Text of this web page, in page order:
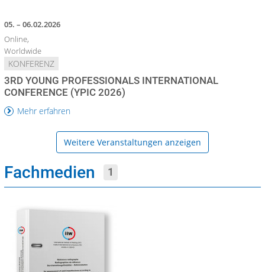
05. – 06.02.2026
Online,
Worldwide
KONFERENZ
3RD YOUNG PROFESSIONALS INTERNATIONAL
CONFERENCE (YPIC 2026)
Mehr erfahren
Weitere Veranstaltungen anzeigen
Fachmedien 1